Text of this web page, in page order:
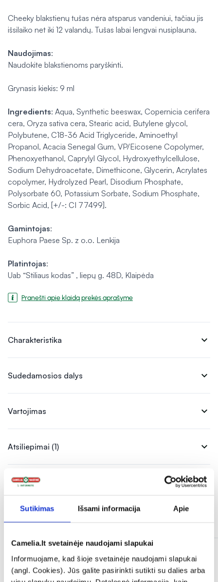
Sutikimas Išsami informacija Apie
Camelia.lt svetainėje naudojami slapukai
Informuojame, kad šioje svetainėje naudojami slapukai
(angl. Cookies). Jūs galite pasirinkti sutikti su dalies arba
Cheeky blakstienų tušas nėra atsparus vandeniui, tačiau jis
išsilaiko net iki 12 valandų. Tušas labai lengvai nusiplauna.
Naudojimas:
Naudokite blakstienoms paryškinti.
Grynasis kiekis: 9 ml
Ingredients: Aqua, Synthetic beeswax, Copernicia cerifera
cera, Oryza sativa cera, Stearic acid, Butylene glycol,
Polybutene, C18-36 Acid Triglyceride, Aminoethyl
Propanol, Acacia Senegal Gum, VP/Eicosene Copolymer,
Phenoxyethanol, Caprylyl Glycol, Hydroxyethylcellulose,
Sodium Dehydroacetate, Dimethicone, Glycerin, Acrylates
copolymer, Hydrolyzed Pearl, Disodium Phosphate,
Polysorbate 60, Potassium Sorbate, Sodium Phosphate,
Sorbic Acid, [+/-: CI 77499].
Gamintojas:
Euphora Paese Sp. z o.o. Lenkija
Platintojas:
Uab “Stiliaus kodas” , liepų g. 48D, Klaipėda
Pranešti apie klaidą prekės aprašyme
Charakteristika expand_more
Sudedamosios dalys expand_more
Vartojimas expand_more
Atsiliepimai (1) expand_more
Panašios prekės